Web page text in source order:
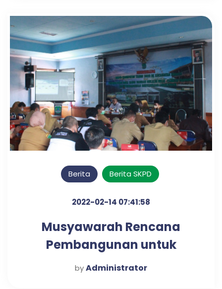
Berita Berita SKPD
2022-02-14 07:41:58
Musyawarah Rencana
Pembangunan untuk
Peningkatan Daya Saing
byAdministrator